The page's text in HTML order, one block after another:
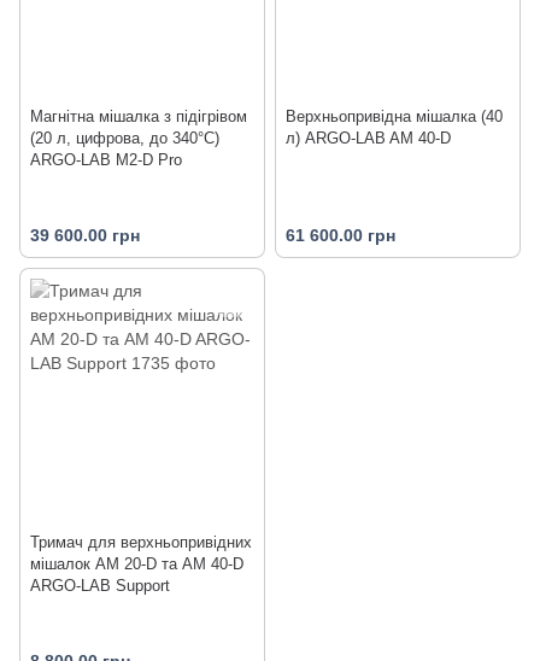
Магнітна мішалка з підігрівом
(20 л, цифрова, до 340°C)
ARGO-LAB M2-D Pro
39 600.00 грн
Верхньопривідна мішалка (40
л) ARGO-LAB AM 40-D
61 600.00 грн
Тримач для верхньопривідних
мішалок AM 20-D та AM 40-D
ARGO-LAB Support